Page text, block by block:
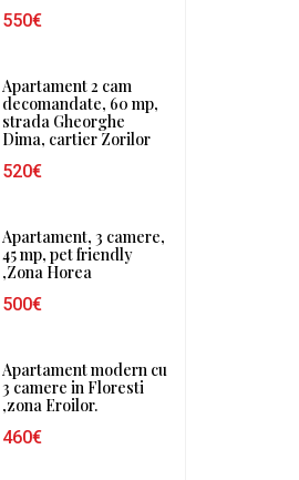
550€
Apartament 2 cam
decomandate, 60 mp,
strada Gheorghe
Dima, cartier Zorilor
520€
Apartament, 3 camere,
45 mp, pet friendly
,Zona Horea
500€
Apartament modern cu
3 camere in Floresti
,zona Eroilor.
460€